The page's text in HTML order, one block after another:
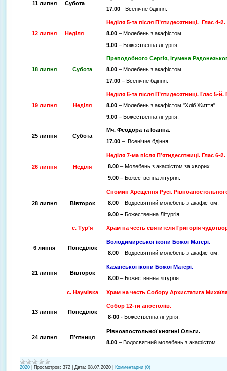
11 липня Субота
17.00 - Всенічне бдіння.
12 липня Неділя
Неділя 5-та після П’ятидесятниці. Глас 4-
8.00 – Молебень з акафістом.
9.00 – Божественна літургія.
18 липня Субота
Преподобного Сергія, ігумена
8.00 – Молебень з акафістом.
17.00 – Всенічне бдіння.
19 липня Неділя
Неділя 6-та після П’ятидесятниці. Глас 5-
8.00 – Молебень з акафістом "Хліб Життя".
9.00 – Божественна літургія.
25 липня Субота
Мч. Феодора та Іоанна.
17.00 – Всенічне бдіння.
26 липня Неділя
Неділя 7-ма після П’ятидесятниці. Глас
8.00 – Молебень з акафістом за хворих.
9.00 – Божественна літургія.
28 липня Вівторок
Спомин Хрещення Русі.
8.00 – Водосвятний молебень з акафістом.
9.00 – Божественна Літургія.
с. Тур’я Храм на честь святителя Григорія
6 липня Понеділок
Володимирської ікони Божої Матері.
8.00 – Водосвятний молебень з акафістом.
21 липня Вівторок
Казанської ікони Божої Матері.
8.00 – Божественна літургія..
с. Наумівка Храм на честь Собору Архистатига
13 липня Понеділок
Собор 12-ти апостолів.
8-00 - Божественна літургія.
24 липня П’ятниця
Рівноапостольної княгині Ольги.
8.00 – Водосвятний молебень з акафістом.
2020 Просмотров: 372 Дата: 08.07.2020 Комментарии (0)